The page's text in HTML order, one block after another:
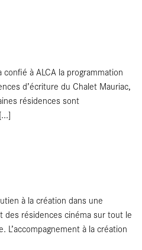
à ALCA la programmation
d’écriture du Chalet Mauriac,
résidences sont
[...]
à la création dans une
résidences cinéma sur tout le
à la création